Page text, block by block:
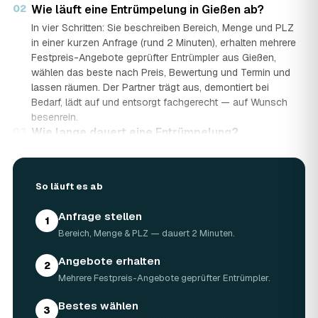
02 Wie läuft eine Entrümpelung in Gießen ab?
In vier Schritten: Sie beschreiben Bereich, Menge und PLZ
in einer kurzen Anfrage (rund 2 Minuten), erhalten mehrere
Festpreis-Angebote geprüfter Entrümpler aus Gießen,
wählen das beste nach Preis, Bewertung und Termin und
lassen räumen. Der Partner trägt aus, demontiert bei
Bedarf, lädt auf und entsorgt fachgerecht — auf Wunsch
besenrein.
Wie lange dauert eine Entrümpelung?
eine komplette Wohnung oder ein Haus in Gießen kann
schon innerhalb weniger Tage, bei akuten Fällen wie einer
Messie-Wohnung auch kurzfristig.
Welche Gegenstände werden bei der
Entrümpelung entsorgt?
Mitgenommen wird praktisch der gesamte Hausrat: Möbel,
sowie Keller- und Dachbodengerümpel. Sondermüll und
So läuft es ab
1 Anfrage stellen
Bereich, Menge & PLZ — dauert 2 Minuten.
2 Angebote erhalten
Mehrere Festpreis-Angebote geprüfter Entrümpler.
3 Bestes wählen